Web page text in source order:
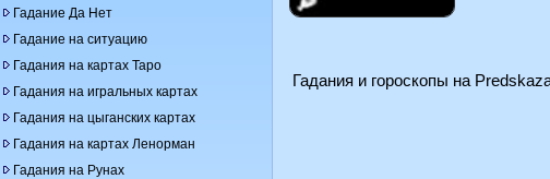
Гадание Да Нет
Гадание на ситуацию
Гадания на картах Таро
Гадания на игральных картах
Гадания на цыганских картах
Гадания на картах Ленорман
Гадания на Рунах
Гадания и гороскопы на